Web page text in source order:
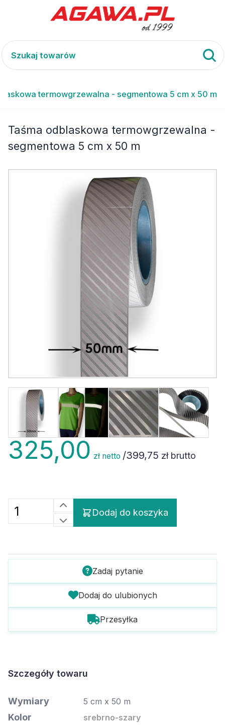
termowgrzewalna - segmentowa 5 cm x 50 m
Taśma odblaskowa termowgrzewalna -
segmentowa 5 cm x 50 m
325,00 zł netto /399,75 zł brutto
Dodaj do koszyka
Zadaj pytanie
Dodaj do ulubionych
Przesyłka
Szczegóły towaru
Wymiary 5 cm x 50 m
Kolor srebrno-szary